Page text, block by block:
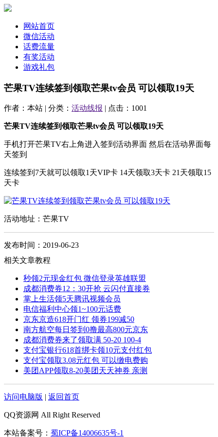
网站首页
微信活动
话费流量
有奖活动
游戏礼包
芒果TV连续签到领取芒果tv会员 可以领取19天
作者：本站 | 分类： 活动线报 | 点击：1001
芒果TV连续签到领取芒果tv会员 可以领取19天
手机打开芒果TV右上角进入签到活动界面 然后在活动界面每
天签到
连续签到7天就可以领取1天VIP卡 14天领取3天卡 21天领取15
天卡
活动地址：芒果TV
发布时间：2019-06-23
相关文章教程
秒领2元现金红包 微信登录英雄联盟
成都消费券12：30开抢 云闪付直接券
掌上生活领5天腾讯视频会员
电信福利中心领1~100元话费
京东京造618开门红 领券199减50
南方航空每日签到0撸最高800元京东
成都消费券来了领取满 50-20 100-4
支付宝银行618首绑卡领10元支付红包
支付宝领取3.08元红包 可以缴电费购
美团APP领取8-20美团天天神券 亲测
访问电脑版 | 返回首页
QQ资源网 All Right Reserved
本站备案号： 蜀ICP备14006635号-1